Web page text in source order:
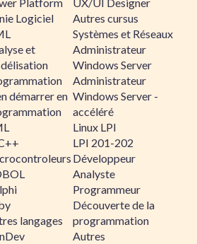
Logiciel
et
démarrer en
langages
Autres cursus
Systèmes et Réseaux
Administrateur
Windows Server
Administrateur
Windows Server -
accéléré
Linux LPI
LPI 201-202
Développeur
Analyste
Programmeur
Découverte de la
programmation
Autres